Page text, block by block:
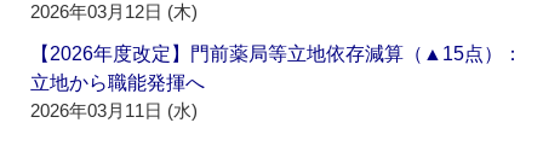
2026年03月12日 (木)
【2026年度改定】門前薬局等立地依存減算（▲15点）：
立地から職能発揮へ
2026年03月11日 (水)